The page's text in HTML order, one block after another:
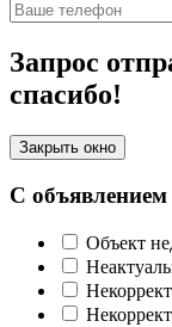
Запрос
спасибо!
Закрыть окно
С объявлением
Объект